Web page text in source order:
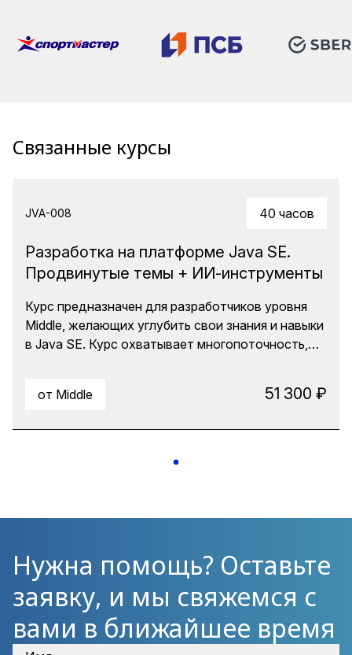
Связанные курсы
JVA-008 40 часов
Разработка на платформе Java SE.
Продвинутые темы + ИИ-инструменты
Курс предназначен для разработчиков уровня
Middle, желающих углубить свои знания и навыки
в Java SE. Курс охватывает многопоточность,
приложений. Особое внимание уделяется
лабораторного практикума будут
от Middle 51 300 ₽
Нужна помощь? Оставьте
заявку, и мы свяжемся с
вами в ближайшее время